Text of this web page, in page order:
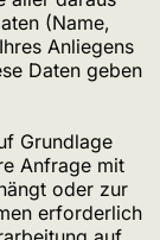
(Name,
Anliegens
Daten geben
Grundlage
Anfrage mit
oder zur
erforderlich